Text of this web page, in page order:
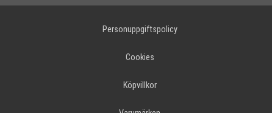
Personuppgiftspolicy
Cookies
Köpvillkor